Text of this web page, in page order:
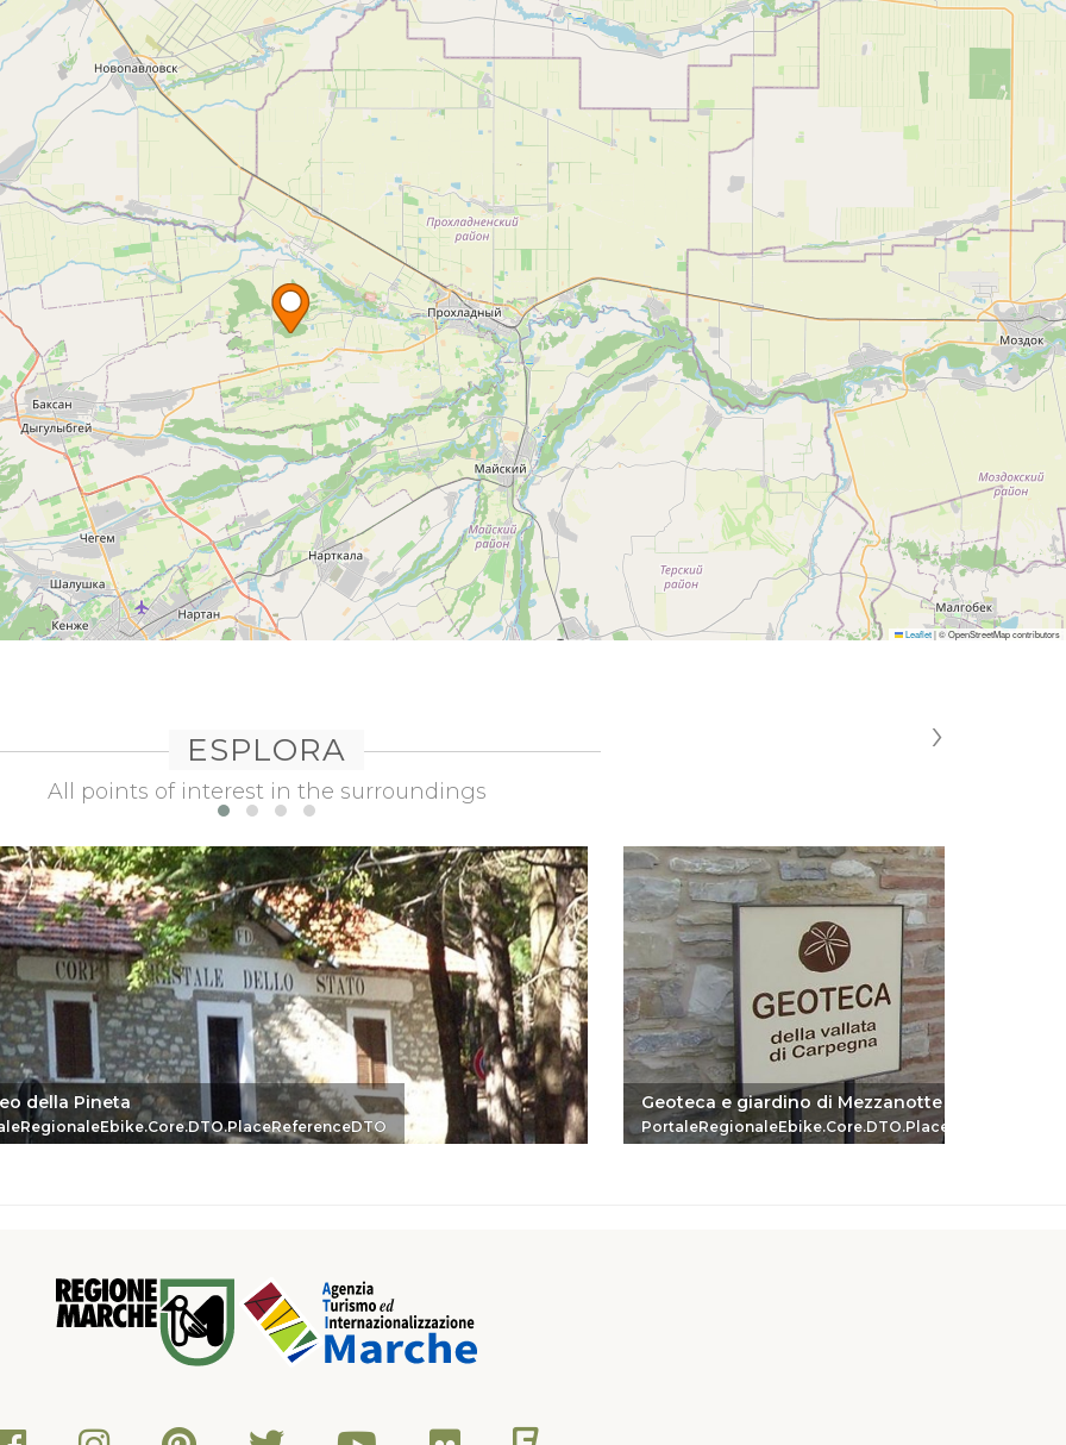
Leaflet|© OpenStreetMap contributors
ESPLORA
All points of interest in the surroundings
della Pineta Geoteca e giardino di Mezzanotte
PortaleRegionaleEbike.Core.DTO.PlaceReferenceDTO
›